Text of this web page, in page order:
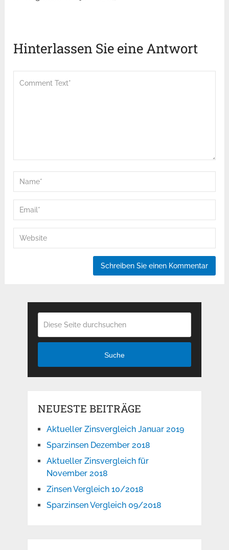
Hinterlassen Sie eine Antwort
Suche
NEUESTE BEITRÄGE
Aktueller Zinsvergleich Januar 2019
Sparzinsen Dezember 2018
Aktueller Zinsvergleich für
November 2018
Zinsen Vergleich 10/2018
Sparzinsen Vergleich 09/2018